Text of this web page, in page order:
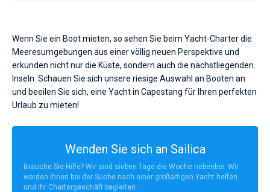
Wenn Sie ein Boot mieten, so sehen Sie beim Yacht-Charter die
Meeresumgebungen aus einer völlig neuen Perspektive und
erkunden nicht nur die Küste, sondern auch die nächstliegenden
Inseln. Schauen Sie sich unsere riesige Auswahl an Booten an
und beeilen Sie sich, eine Yacht in Capestang für Ihren perfekten
Urlaub zu mieten!
Wenden Sie sich an Sailica
Brauche Sie Hilfe? Wir sind sieben Tage die Woche nebenbei. Wir
werden Ihnen bei der Suche nach einer großartigen Yacht helfen
und Ihr Chartergeschäft begleiten.